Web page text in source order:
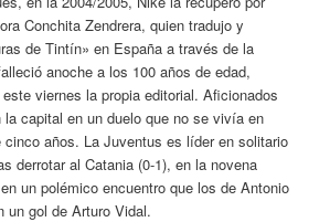
Conchita Zendrera, quien tradujo y
de Tintín» en España a través de la
anoche a los 100 años de edad,
viernes la propia editorial. Aficionados
la capital en un duelo que no se vivía en
cinco años. La Juventus es líder en solitario
derrotar al Catania (0-1), en la novena
en un polémico encuentro que los de Antonio
un gol de Arturo Vidal.